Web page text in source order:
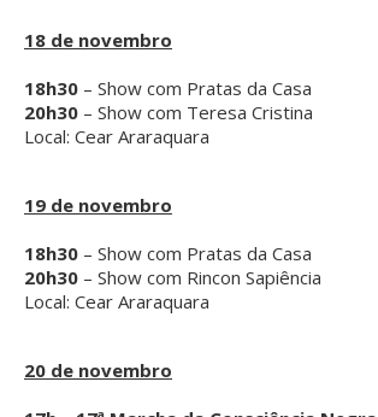
18 de novembro
18h30 – Show com Pratas da Casa
20h30 – Show com Teresa Cristina
Local: Cear Araraquara
19 de novembro
18h30 – Show com Pratas da Casa
20h30 – Show com Rincon Sapiência
Local: Cear Araraquara
20 de novembro